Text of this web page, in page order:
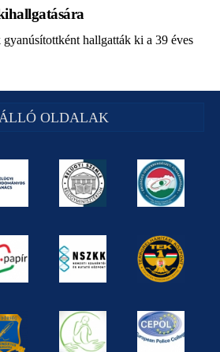
hallgatták ki a 39 éves
OLDALAK